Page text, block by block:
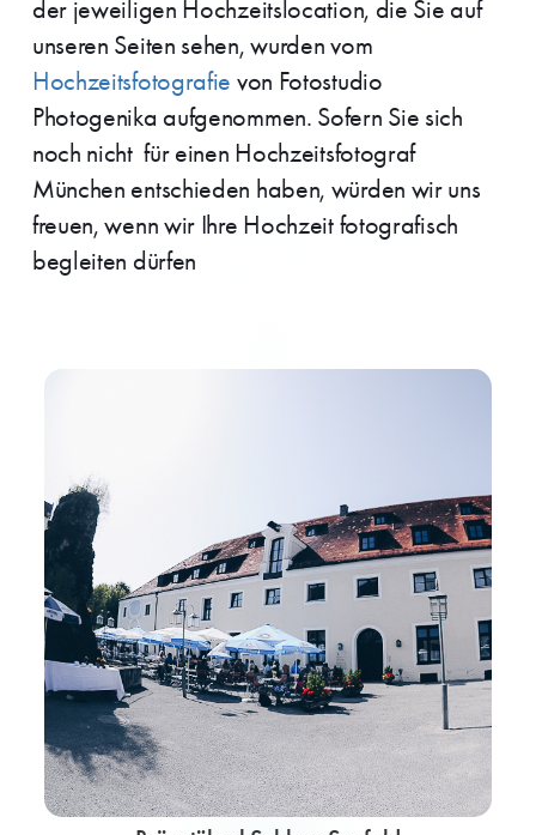
der jeweiligen Hochzeitslocation, die Sie auf
unseren Seiten sehen, wurden vom
Hochzeitsfotografie von Fotostudio
Photogenika aufgenommen. Sofern Sie sich
noch nicht für einen Hochzeitsfotograf
München entschieden haben, würden wir uns
freuen, wenn wir Ihre Hochzeit fotografisch
begleiten dürfen